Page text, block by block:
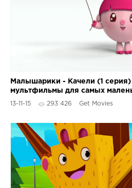
Малышарики - Качели (1
мультфильмы для самых
13-11-15 293 426 Get Movies